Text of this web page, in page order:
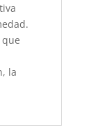
la